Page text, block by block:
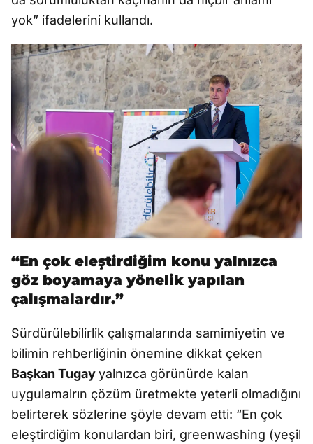
yok” ifadelerini kullandı.
“En çok eleştirdiğim konu yalnızca
göz boyamaya yönelik yapılan
çalışmalardır.”
Sürdürülebilirlik çalışmalarında samimiyetin ve
bilimin rehberliğinin önemine dikkat çeken
Başkan Tugayyalnızca görünürde kalan
uygulamalrın çözüm üretmekte yeterli olmadığını
belirterek sözlerine şöyle devam etti: “En çok
eleştirdiğim konulardan biri, greenwashing (yeşil